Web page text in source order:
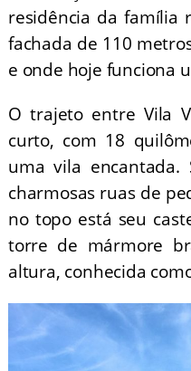
residência da família
fachada de 110
e onde hoje funciona
O trajeto entre Vila
curto, com 18
uma vila encantada.
charmosas ruas de
no topo está seu
torre de mármore
altura, conhecida